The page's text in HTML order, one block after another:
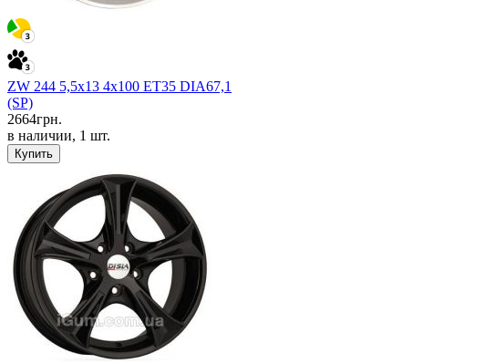
ZW 244 5,5x13 4x100 ET35 DIA67,1
(SP)
2664грн.
в наличии, 1 шт.
Купить